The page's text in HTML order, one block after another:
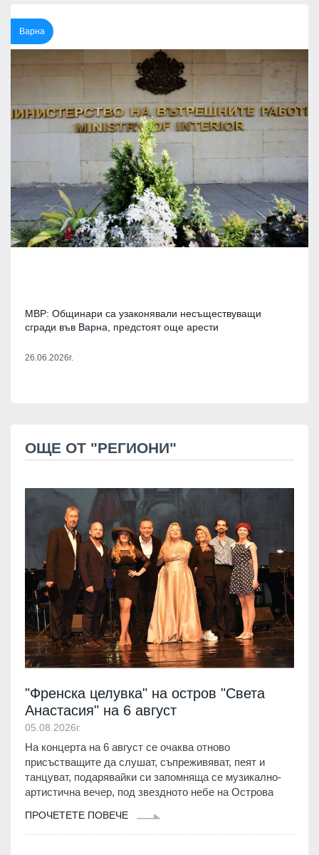
Варна
МВР: Общинари са узаконявали несъществуващи
сгради във Варна, предстоят още арести
26.06.2026г.
ОЩЕ ОТ "РЕГИОНИ"
"Френска целувка" на остров "Света
Анастасия" на 6 август
05.08.2026г.
На концерта на 6 август се очаква отново
присъстващите да слушат, съпреживяват, пеят и
танцуват, подарявайки си запомняща се музикално‐
артистична вечер, под звездното небе на Острова
ПРОЧЕТЕТЕ ПОВЕЧЕ